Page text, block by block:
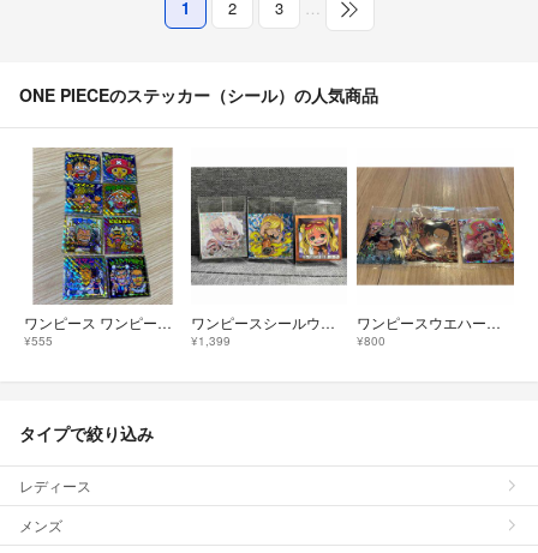
1 2 3 …
ONE PIECEのステッカー（シール）の人気商品
ワンピース ワンピースマンコレクターシール 超新星編
¥555
ワンピースシールウエハース ルフィ＆ボニー パラレル
¥1,399
ワンピースウエハース
¥800
タイプで絞り込み
レディース
メンズ